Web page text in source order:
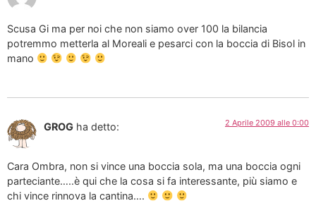
Scusa Gi ma per noi che non siamo over 100 la bilancia
potremmo metterla al Moreali e pesarci con la boccia di Bisol in
mano
GROG ha detto: 2 Aprile 2009 alle 0:00
Cara Ombra, non si vince una boccia sola, ma una boccia ogni
parteciante…..è qui che la cosa si fa interessante, più siamo e
chi vince rinnova la cantina….